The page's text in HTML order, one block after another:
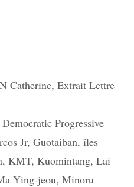
Catherine, Extrait Lettre
Democratic Progressive
Jr, Guotaiban, îles
, KMT, Kuomintang, Lai
Ying-jeou, Minoru